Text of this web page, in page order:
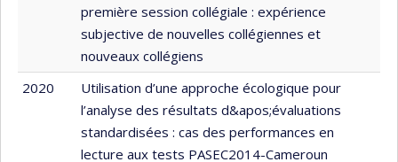
première session collégiale : expérience
subjective de nouvelles collégiennes et
nouveaux collégiens
2020
Utilisation d’une approche écologique pour
l’analyse des résultats d&apos;évaluations
standardisées : cas des performances en
lecture aux tests PASEC2014-Cameroun